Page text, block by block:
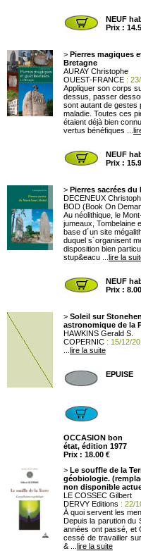
NEUF
Prix :
> Pierres magiques
Bretagne
AURAY Christophe
OUEST-FRANCE :
Appliquer son corps
dessus, passer
sont autant de gestes
maladie. Toutes ces
étaient déjà bien
vertus bénéfiques ...
NEUF
Prix :
> Pierres sacrées
DECENEUX
BOD (Book On
Au néolithique, le
jumeaux, Tombelaine
base d´un site
duquel s´organisent
disposition bien
stup&eacu ... lire la
NEUF
Prix :
> Soleil sur
astronomique de la
HAWKINS Gerald S.
COPERNIC : 15/12/
lire la suite
EPUISE
OCCASION bon
état, édition 1977
Prix : 18.00 €
> Le souffle de la
géobiologie.
non disponible
LE COSSEC Gilbert
DERVY Editions : 22/
À quoi servent les
Depuis la parution du
années ont passé, et
cessé de travailler
& ... lire la suite